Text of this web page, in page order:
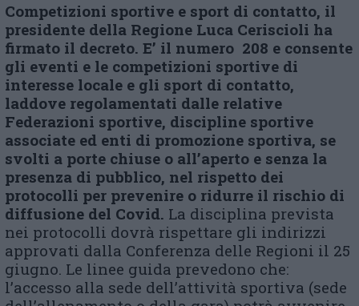
Competizioni sportive e sport di contatto, il
presidente della Regione Luca Ceriscioli ha
firmato il decreto. E’ il numero 208 e consente
gli eventi e le competizioni sportive di
interesse locale e gli sport di contatto,
laddove regolamentati dalle relative
Federazioni sportive, discipline sportive
associate ed enti di promozione sportiva, se
svolti a porte chiuse o all’aperto e senza la
presenza di pubblico, nel rispetto dei
protocolli per prevenire o ridurre il rischio di
diffusione del Covid. La disciplina prevista
nei protocolli dovrà rispettare gli indirizzi
approvati dalla Conferenza delle Regioni il 25
giugno. Le linee guida prevedono che:
l’accesso alla sede dell’attività sportiva (sede